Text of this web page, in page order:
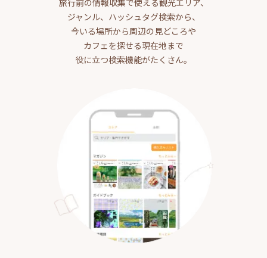
旅行前の情報収集で使える観光エリア、
ジャンル、ハッシュタグ検索から、
今いる場所から周辺の見どころや
カフェを探せる現在地まで
役に立つ検索機能がたくさん。